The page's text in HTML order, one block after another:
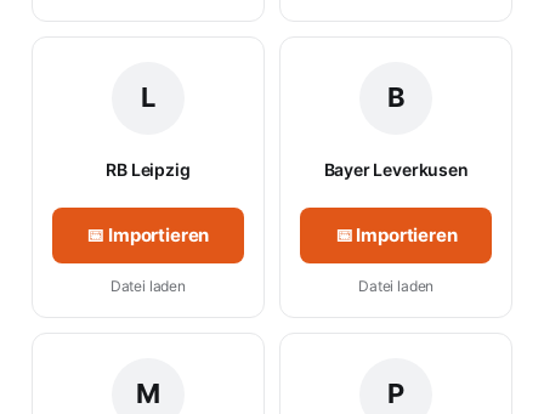
L
RB Leipzig
📅 Importieren
Datei laden
B
Bayer Leverkusen
📅 Importieren
Datei laden
M P